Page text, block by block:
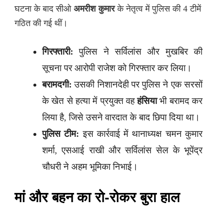
घटना के बाद सीओ अमरीश कुमारके नेतृत्व में पुलिस की 4 टीमें
गठित की गई थीं।
गिरफ्तारी: पुलिस ने सर्विलांस और मुखबिर की
सूचना पर आरोपी राजेश को गिरफ्तार कर लिया।
बरामदगी: उसकी निशानदेही पर पुलिस ने एक सरसों
के खेत से हत्या में प्रयुक्त वहहंसियाभी बरामद कर
लिया है, जिसे उसने वारदात के बाद छिपा दिया था।
पुलिस टीम: इस कार्रवाई में थानाध्यक्ष चमन कुमार
शर्मा, एसआई राखी और सर्विलांस सेल के भूपेंद्र
चौधरी ने अहम भूमिका निभाई।
मां और बहन का रो-रोकर बुरा हाल